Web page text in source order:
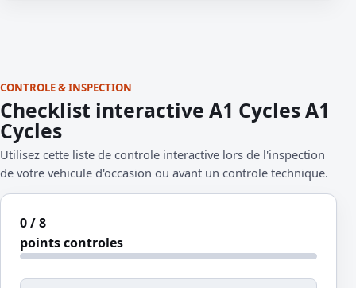
CONTROLE & INSPECTION
Checklist interactive A1 Cycles A1
Cycles
Utilisez cette liste de controle interactive lors de l'inspection
de votre vehicule d'occasion ou avant un controle technique.
0 / 8
points controles